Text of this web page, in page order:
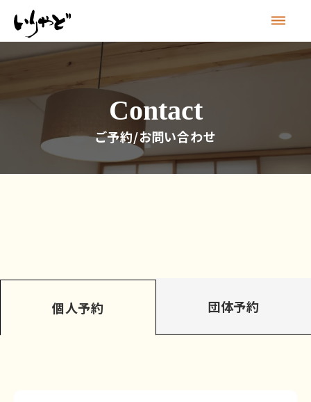
dehaze
ご予約/お問い合わせ
Contact
個人予約 団体予約